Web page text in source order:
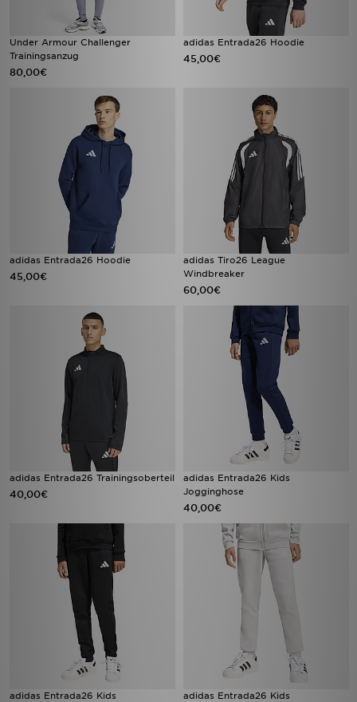
Under Armour Challenger
Trainingsanzug
80,00€
adidas Entrada26 Hoodie
45,00€
adidas Entrada26 Hoodie
45,00€
adidas Tiro26 League
Windbreaker
60,00€
adidas Entrada26 Trainingsoberteil
40,00€
adidas Entrada26 Kids
Jogginghose
40,00€
adidas Entrada26 Kids
adidas Entrada26 Kids